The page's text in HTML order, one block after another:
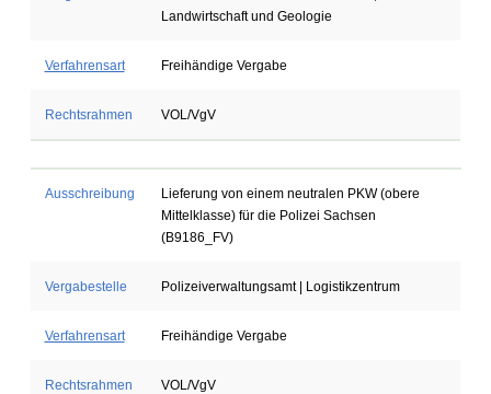
Landwirtschaft und Geologie
Verfahrensart Freihändige Vergabe
Rechtsrahmen VOL/VgV
Ausschreibung
Lieferung von einem neutralen PKW (obere
Mittelklasse) für die Polizei Sachsen
(B9186_FV)
Vergabestelle Polizeiverwaltungsamt | Logistikzentrum
Verfahrensart Freihändige Vergabe
Rechtsrahmen VOL/VgV